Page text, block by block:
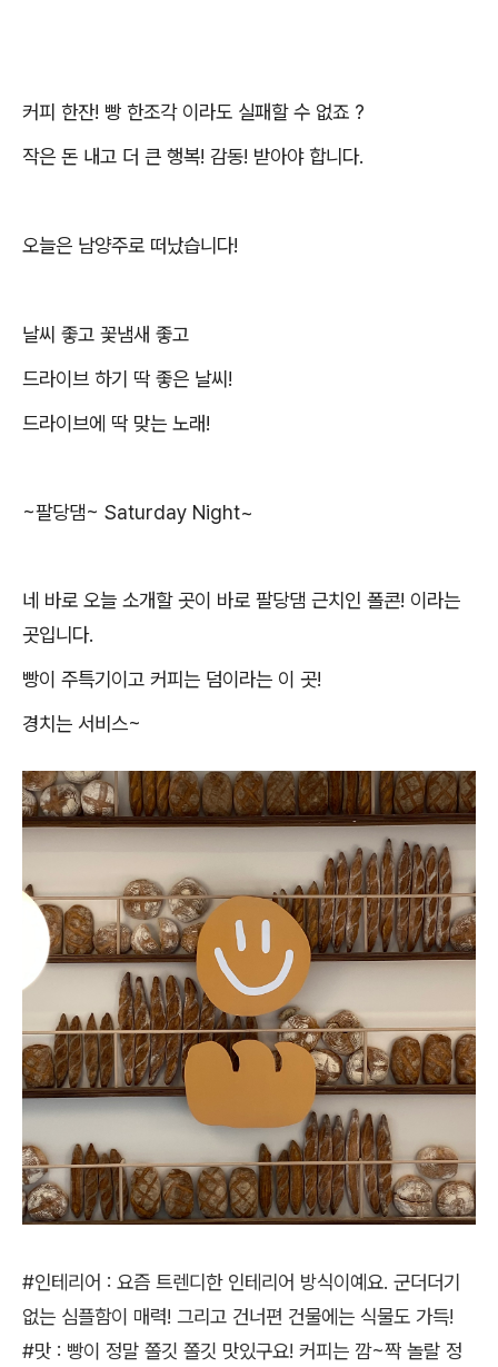
커피 한잔! 빵 한조각 이라도 실패할 수 없죠 ?
작은 돈 내고 더 큰 행복! 감동! 받아야 합니다.
오늘은 남양주로 떠났습니다!
날씨 좋고 꽃냄새 좋고
드라이브 하기 딱 좋은 날씨!
드라이브에 딱 맞는 노래!
~팔당댐~ Saturday Night~
네 바로 오늘 소개할 곳이 바로 팔당댐 근치인 폴콘! 이라는
곳입니다.
빵이 주특기이고 커피는 덤이라는 이 곳!
경치는 서비스~
#인테리어 : 요즘 트렌디한 인테리어 방식이예요. 군더더기
없는 심플함이 매력! 그리고 건너편 건물에는 식물도 가득!
#맛 : 빵이 정말 쫄깃 쫄깃 맛있구요! 커피는 깜~짝 놀랄 정